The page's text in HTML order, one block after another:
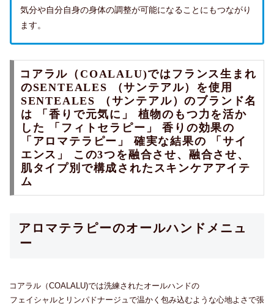
気分や自分自身の身体の調整が可能になることにもつながり
ます。
コアラル（COALALU)ではフランス生まれ
のSENTEALES （サンテアル）を使用
SENTEALES （サンテアル）のブランド名
は 「香りで元気に」 植物のもつ力を活か
した 「フィトセラピー」 香りの効果の
「アロマテラピー」 確実な結果の 「サイ
エンス」 この3つを融合させ、融合させ、
肌タイプ別で構成されたスキンケアアイテ
ム
アロマテラピーのオールハンドメニュ
ー
コアラル（COALALU)では洗練されたオールハンドの
フェイシャルとリンパドナージュで温かく包み込むような心地よさで張